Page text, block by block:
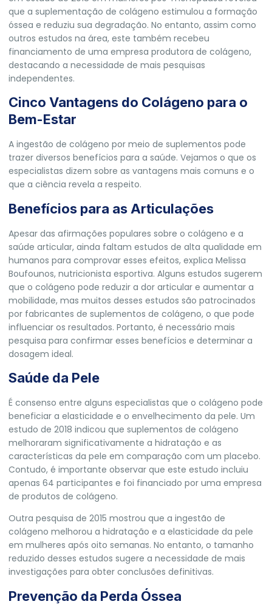
que a suplementação de colágeno estimulou a formação
óssea e reduziu sua degradação. No entanto, assim como
outros estudos na área, este também recebeu
financiamento de uma empresa produtora de colágeno,
destacando a necessidade de mais pesquisas
independentes.
Cinco Vantagens do Colágeno para o
Bem-Estar
A ingestão de colágeno por meio de suplementos pode
trazer diversos benefícios para a saúde. Vejamos o que os
especialistas dizem sobre as vantagens mais comuns e o
que a ciência revela a respeito.
Benefícios para as Articulações
Apesar das afirmações populares sobre o colágeno e a
saúde articular, ainda faltam estudos de alta qualidade em
humanos para comprovar esses efeitos, explica Melissa
Boufounos, nutricionista esportiva. Alguns estudos sugerem
que o colágeno pode reduzir a dor articular e aumentar a
mobilidade, mas muitos desses estudos são patrocinados
por fabricantes de suplementos de colágeno, o que pode
influenciar os resultados. Portanto, é necessário mais
pesquisa para confirmar esses benefícios e determinar a
dosagem ideal.
Saúde da Pele
É consenso entre alguns especialistas que o colágeno pode
beneficiar a elasticidade e o envelhecimento da pele. Um
estudo de 2018 indicou que suplementos de colágeno
melhoraram significativamente a hidratação e as
características da pele em comparação com um placebo.
Contudo, é importante observar que este estudo incluiu
apenas 64 participantes e foi financiado por uma empresa
de produtos de colágeno.
Outra pesquisa de 2015 mostrou que a ingestão de
colágeno melhorou a hidratação e a elasticidade da pele
em mulheres após oito semanas. No entanto, o tamanho
reduzido desses estudos sugere a necessidade de mais
investigações para obter conclusões definitivas.
Prevenção da Perda Óssea